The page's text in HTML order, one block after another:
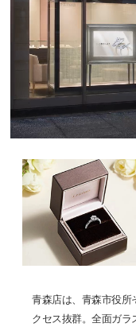
青森店は、青森市役所
クセス抜群。全面ガラ